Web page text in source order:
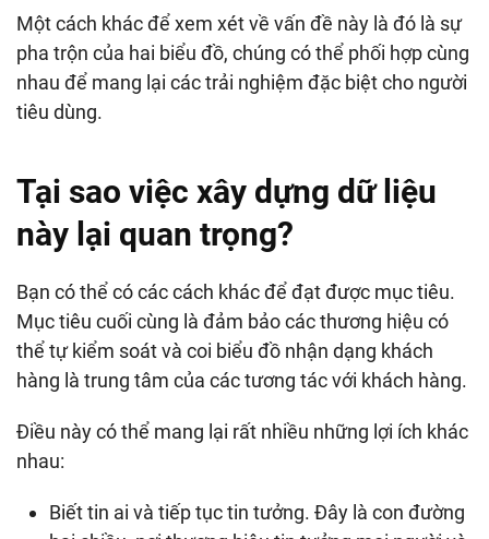
Một cách khác để xem xét về vấn đề này là đó là sự
pha trộn của hai biểu đồ, chúng có thể phối hợp cùng
nhau để mang lại các trải nghiệm đặc biệt cho người
tiêu dùng.
Tại sao việc xây dựng dữ liệu
này lại quan trọng?
Bạn có thể có các cách khác để đạt được mục tiêu.
Mục tiêu cuối cùng là đảm bảo các thương hiệu có
thể tự kiểm soát và coi biểu đồ nhận dạng khách
hàng là trung tâm của các tương tác với khách hàng.
Điều này có thể mang lại rất nhiều những lợi ích khác
nhau:
Biết tin ai và tiếp tục tin tưởng. Đây là con đường